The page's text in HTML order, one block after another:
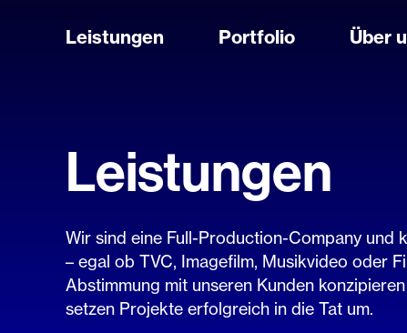
Leistungen Portfolio Über
Leistungen
Wir sind eine Full-Production-Company und
– egal ob TVC, Imagefilm, Musikvideo oder
Abstimmung mit unseren Kunden
setzen Projekte erfolgreich in die Tat um.